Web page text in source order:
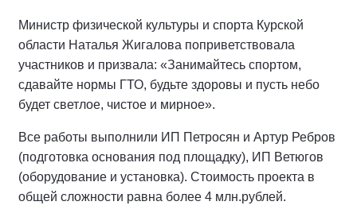
Министр физической культуры и спорта Курской
области Наталья Жигалова поприветствовала
участников и призвала: «Занимайтесь спортом,
сдавайте нормы ГТО, будьте здоровы и пусть небо
будет светлое, чистое и мирное».
Все работы выполнили ИП Петросян и Артур Ребров
(подготовка основания под площадку), ИП Ветюгов
(оборудование и установка). Стоимость проекта в
общей сложности равна более 4 млн.рублей.